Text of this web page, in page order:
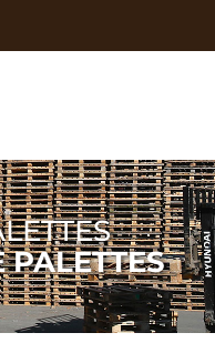
PALETTES